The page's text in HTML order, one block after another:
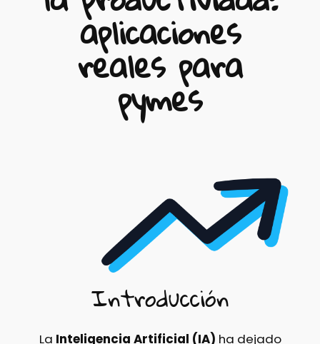
aplicaciones
reales para
pymes
Introducción
La Inteligencia Artificial (IA) ha dejado